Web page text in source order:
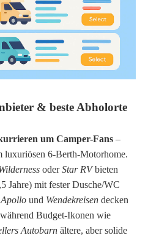
& beste Abholorte
um Camper-Fans –
luxuriösen 6-Berth-Motorhome.
oderStar RVbieten
Jahre) mit fester Dusche/WC
Apollo und Wendekreisen decken
Budget-Ikonen wie
Autobarn ältere, aber solide